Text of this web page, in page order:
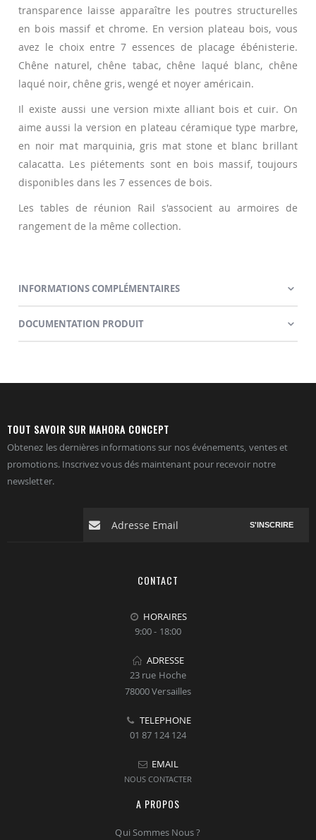
transparence laisse apparaître les poutres structurelles
en bois massif et chrome. En version plateau bois, vous
avez le choix entre 7 essences de placage ébénisterie.
Chêne naturel, chêne tabac, chêne laqué blanc, chêne
laqué noir, chêne gris, wengé et noyer américain.
Il existe aussi une version mixte alliant bois et cuir. On
aime aussi la version en plateau céramique type marbre,
en noir mat marquinia, gris mat stone et blanc brillant
calacatta. Les piétements sont en bois massif, toujours
disponibles dans les 7 essences de bois.
Les tables de réunion Rail s'associent au armoires de
rangement de la même collection.
INFORMATIONS COMPLÉMENTAIRES
DOCUMENTATION PRODUIT
TOUT SAVOIR SUR MAHORA CONCEPT
Obtenez les dernières informations sur nos événements, ventes et
promotions. Inscrivez vous dés maintenant pour recevoir notre
newsletter.
S'INSCRIRE
CONTACT
HORAIRES
9:00 - 18:00
ADRESSE
23 rue Hoche
78000 Versailles
TELEPHONE
01 87 124 124
EMAIL
NOUS CONTACTER
A PROPOS
Qui Sommes Nous ?